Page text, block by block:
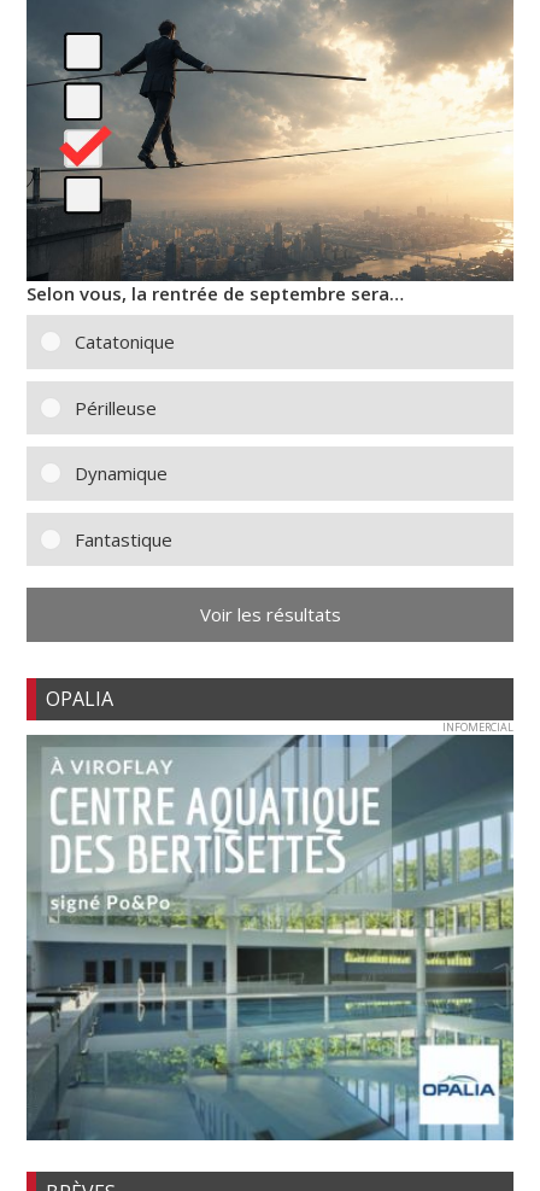
Selon vous, la rentrée de septembre sera…
Catatonique
Périlleuse
Dynamique
Fantastique
Voir les résultats
OPALIA
INFOMERCIAL